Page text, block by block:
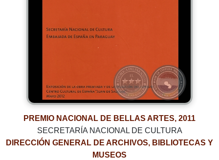
PREMIO NACIONAL DE BELLAS ARTES, 2011
SECRETARÍA NACIONAL DE CULTURA
DIRECCIÓN GENERAL DE ARCHIVOS, BIBLIOTECAS Y
MUSEOS